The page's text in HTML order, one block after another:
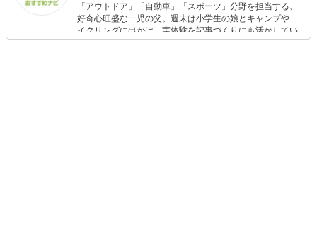
「アウトドア」「自動車」「スポーツ」分野を担当する、
好奇心旺盛な一児の父。週末は小学生の娘とキャンプやサ
イクリングに出かけ、実体験を記事づくりにも活かしてい
ます。読者の「知りたい」を分かりやすく届けることをモ